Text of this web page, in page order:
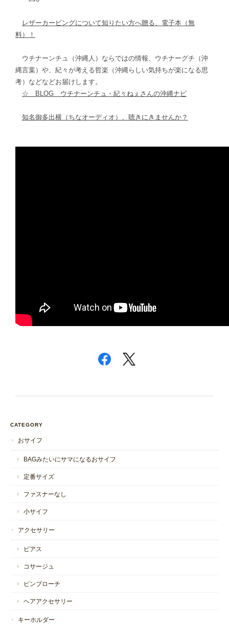
レザーカービングについて知りたい方へ贈る、電子本（無
料）！
ウチナーンチュ（沖縄人）ならではの情報、ウチナーグチ（沖
縄言葉）や、紀々が考える哲楽（沖縄らしい気持ちが楽になる思
考）などなどお届けします。
☆ BLOG ウチナーンチュ・紀々ねぇさんの沖縄ナビ
知名御多出横（ちなオーディオ）、聴きにきませんか？
CATEGORY
おサイフ
BAGみたいにサマになるおサイフ
定番サイズ
ファスナーなし
小サイフ
アクセサリー
ピアス
コサージュ
ピンブローチ
ヘアアクセサリー
キーホルダー